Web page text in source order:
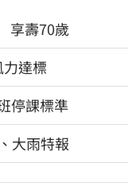
享壽70歲
達標
停課標準
大雨特報